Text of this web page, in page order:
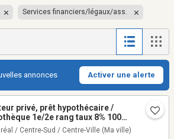
Services financiers/légaux/ass.
annonces Activer une alerte
privé, prêt hypothécaire /
1e/2e rang taux 8% 100%
/ Centre-Sud / Centre-Ville (Ma ville)